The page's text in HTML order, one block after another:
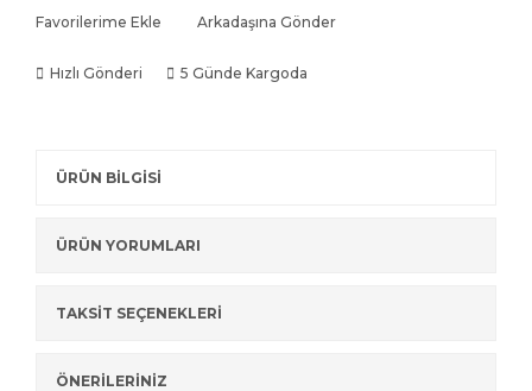
Favorilerime Ekle Arkadaşına Gönder
Hızlı Gönderi 5 Günde Kargoda
ÜRÜN BİLGİSİ
ÜRÜN YORUMLARI
TAKSİT SEÇENEKLERİ
ÖNERİLERİNİZ